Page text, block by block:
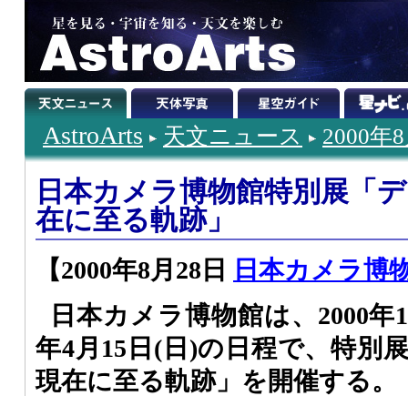
AstroArts 天文ニュース 2000年
日本カメラ博物館特別展「
在に至る軌跡」
【2000年8月28日
日本カメラ博
日本カメラ博物館は、2000年
年4月15日(日)の日程で、特
現在に至る軌跡」を開催する。